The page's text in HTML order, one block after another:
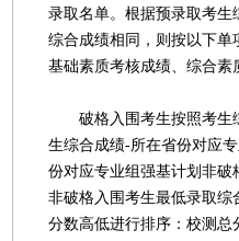
录取名单。根据预录取考
综合成绩相同，则按以下
基础素质考核成绩、综合素
破格入围考生按照考生综
生综合成绩-所在省份对应
份对应专业组强基计划非
非破格入围考生最低录取
分数高低进行排序：校测